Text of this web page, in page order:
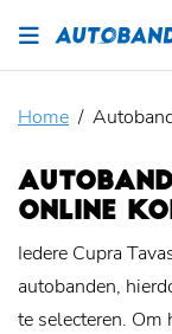
Home
ONLINE
Iedere Cupra
autobanden,
te selecteren. Om